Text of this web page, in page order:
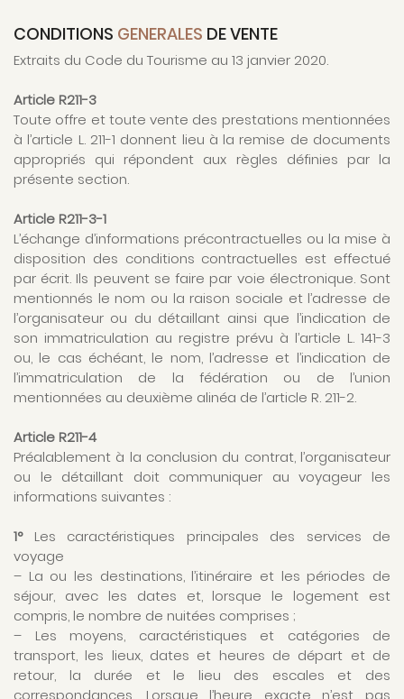
CONDITIONS GENERALES DE VENTE
Extraits du Code du Tourisme au 13 janvier 2020.
Article R211-3
Toute offre et toute vente des prestations mentionnées
à l’article L. 211-1 donnent lieu à la remise de documents
appropriés qui répondent aux règles définies par la
présente section.
Article R211-3-1
L’échange d’informations précontractuelles ou la mise à
disposition des conditions contractuelles est effectué
par écrit. Ils peuvent se faire par voie électronique. Sont
mentionnés le nom ou la raison sociale et l’adresse de
l’organisateur ou du détaillant ainsi que l’indication de
son immatriculation au registre prévu à l’article L. 141-3
ou, le cas échéant, le nom, l’adresse et l’indication de
l’immatriculation de la fédération ou de l’union
mentionnées au deuxième alinéa de l’article R. 211-2.
Article R211-4
Préalablement à la conclusion du contrat, l’organisateur
ou le détaillant doit communiquer au voyageur les
informations suivantes :
1° Les caractéristiques principales des services de
voyage
– La ou les destinations, l’itinéraire et les périodes de
séjour, avec les dates et, lorsque le logement est
compris, le nombre de nuitées comprises ;
– Les moyens, caractéristiques et catégories de
transport, les lieux, dates et heures de départ et de
retour, la durée et le lieu des escales et des
correspondances. Lorsque l’heure exacte n’est pas